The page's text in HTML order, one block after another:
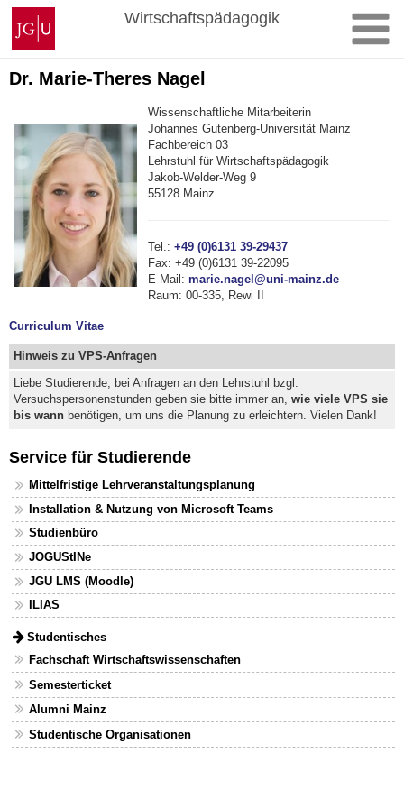
Zum
Inhalt
springen
Johannes
Gutenberg-
Universität
Mainz
Wirtschaftspädagogik
Dr. Marie-Theres Nagel
Wissenschaftliche Mitarbeiterin
Johannes Gutenberg-Universität Mainz
Fachbereich 03
Lehrstuhl für Wirtschaftspädagogik
Jakob-Welder-Weg 9
55128 Mainz
Tel.:+49 (0)6131 39-29437
Fax:+49 (0)6131 39-22095
E-Mail:marie.nagel@uni-mainz.de
Raum:00-335, Rewi II
Curriculum Vitae
Hinweis zu VPS-Anfragen
Liebe Studierende, bei Anfragen an den Lehrstuhl bzgl.
Versuchspersonenstunden geben sie bitte immer an,wie viele VPS sie
bis wann benötigen, um uns die Planung zu erleichtern. Vielen Dank!
Service für Studierende
Mittelfristige Lehrveranstaltungsplanung
Installation & Nutzung von Microsoft Teams
Studienbüro
JOGUStINe
JGU LMS (Moodle)
ILIAS
Studentisches
Fachschaft Wirtschaftswissenschaften
Semesterticket
Alumni Mainz
Studentische Organisationen